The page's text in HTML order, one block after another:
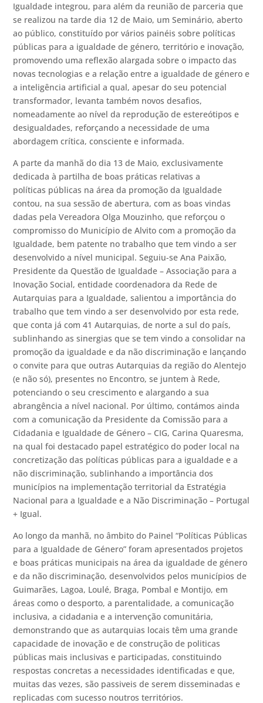
Igualdade integrou, para além da reunião de parceria que
se realizou na tarde dia 12 de Maio, um Seminário, aberto
ao público, constituído por vários painéis sobre políticas
públicas para a igualdade de género, território e inovação,
promovendo uma reflexão alargada sobre o impacto das
novas tecnologias e a relação entre a igualdade de género e
a inteligência artificial a qual, apesar do seu potencial
transformador, levanta também novos desafios,
nomeadamente ao nível da reprodução de estereótipos e
desigualdades, reforçando a necessidade de uma
abordagem crítica, consciente e informada.
A parte da manhã do dia 13 de Maio, exclusivamente
dedicada à partilha de boas práticas relativas a
políticas públicas na área da promoção da Igualdade
contou, na sua sessão de abertura, com as boas vindas
dadas pela Vereadora Olga Mouzinho, que reforçou o
compromisso do Município de Alvito com a promoção da
Igualdade, bem patente no trabalho que tem vindo a ser
desenvolvido a nível municipal. Seguiu-se Ana Paixão,
Presidente da Questão de Igualdade – Associação para a
Inovação Social, entidade coordenadora da Rede de
Autarquias para a Igualdade, salientou a importância do
trabalho que tem vindo a ser desenvolvido por esta rede,
que conta já com 41 Autarquias, de norte a sul do país,
sublinhando as sinergias que se tem vindo a consolidar na
promoção da igualdade e da não discriminação e lançando
o convite para que outras Autarquias da região do Alentejo
(e não só), presentes no Encontro, se juntem à Rede,
potenciando o seu crescimento e alargando a sua
abrangência a nível nacional. Por último, contámos ainda
com a comunicação da Presidente da Comissão para a
Cidadania e Igualdade de Género – CIG, Carina Quaresma,
na qual foi destacado papel estratégico do poder local na
concretização das políticas públicas para a igualdade e a
não discriminação, sublinhando a importância dos
municípios na implementação territorial da Estratégia
Nacional para a Igualdade e a Não Discriminação – Portugal
+ Igual.
Ao longo da manhã, no âmbito do Painel “Políticas Públicas
para a Igualdade de Género” foram apresentados projetos
e boas práticas municipais na área da igualdade de género
e da não discriminação, desenvolvidos pelos municípios de
Guimarães, Lagoa, Loulé, Braga, Pombal e Montijo, em
áreas como o desporto, a parentalidade, a comunicação
inclusiva, a cidadania e a intervenção comunitária,
demonstrando que as autarquias locais têm uma grande
capacidade de inovação e de construção de politicas
públicas mais inclusivas e participadas, constituindo
respostas concretas a necessidades identificadas e que,
muitas das vezes, são passiveis de serem disseminadas e
replicadas com sucesso noutros territórios.